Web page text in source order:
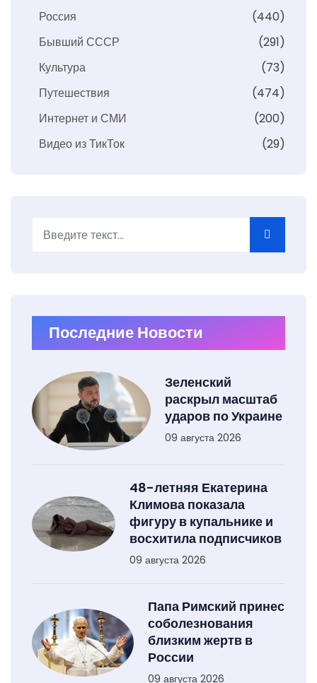
Россия
(440)
Бывший СССР
(291)
Культура
(73)
Путешествия
(474)
Интернет и СМИ
(200)
Видео из ТикТок
(29)
Последние Новости
Зеленский
раскрыл масштаб
ударов по Украине
09 августа 2026
48-летняя Екатерина
Климова показала
фигуру в купальнике и
восхитила подписчиков
09 августа 2026
Папа Римский принес
соболезнования
близким жертв в
России
09 августа 2026